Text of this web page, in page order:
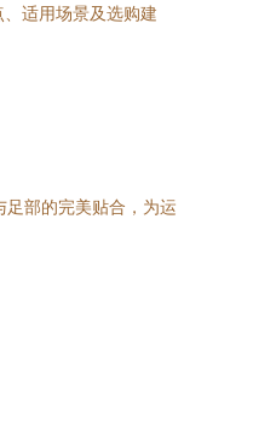
适用场景及选购建
部的完美贴合，为运